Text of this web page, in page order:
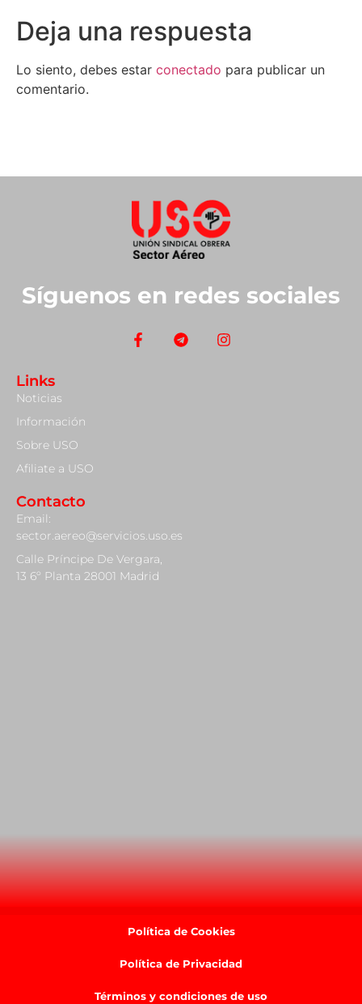
Deja una respuesta
Lo siento, debes estar conectado para publicar un
comentario.
Síguenos en redes sociales
Links
Noticias
Información
Sobre USO
Afiliate a USO
Contacto
Email:
sector.aereo@servicios.uso.es
Calle Príncipe De Vergara,
13 6º Planta 28001 Madrid
Política de Cookies
Política de Privacidad
Términos y condiciones de uso